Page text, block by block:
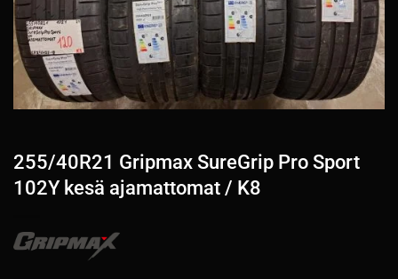
255/40R21 Gripmax SureGrip Pro Sport
102Y kesä ajamattomat / K8